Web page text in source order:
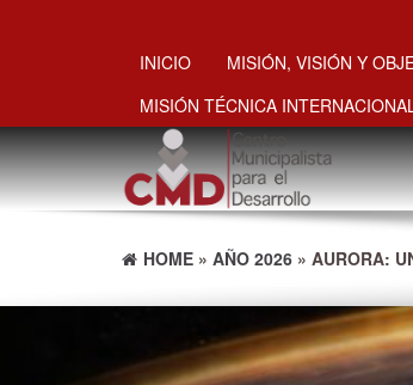
INICIO MISIÓN, VISIÓN Y
MISIÓN TÉCNICA
HOME » AÑO 2026 » AURORA: